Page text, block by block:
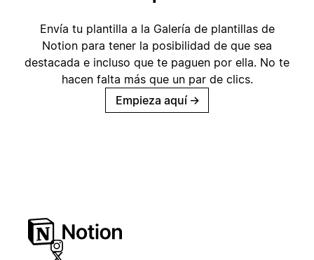
Envía tu plantilla a la Galería de plantillas de
Notion para tener la posibilidad de que sea
destacada e incluso que te paguen por ella. No te
hacen falta más que un par de clics.
Empieza aquí →